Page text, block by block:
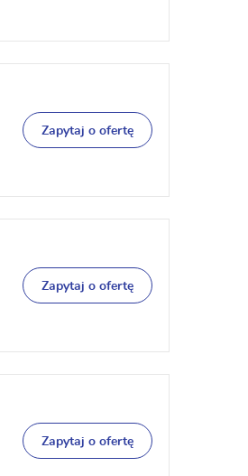
Zapytaj o ofertę
Zapytaj o ofertę
Zapytaj o ofertę